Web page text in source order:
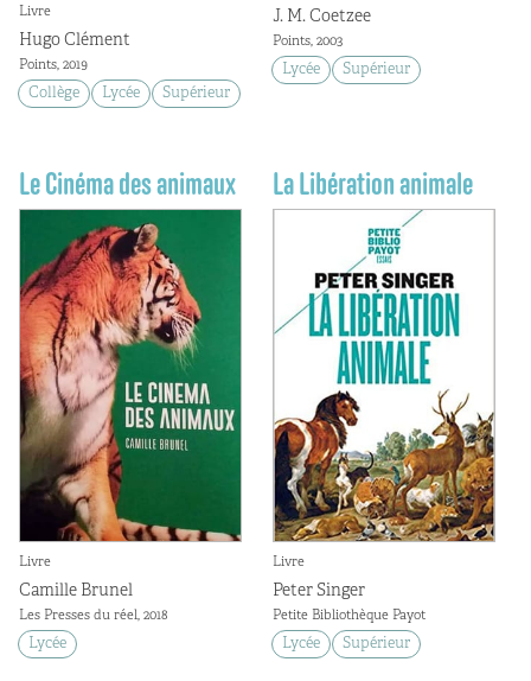
Livre
Hugo Clément
Points, 2019
Collège Lycée Supérieur
J. M. Coetzee
Points, 2003
Lycée Supérieur
Le Cinéma des animaux
Livre
Camille Brunel
Les Presses du réel, 2018
Lycée
La Libération animale
Livre
Peter Singer
Petite Bibliothèque Payot
Lycée Supérieur